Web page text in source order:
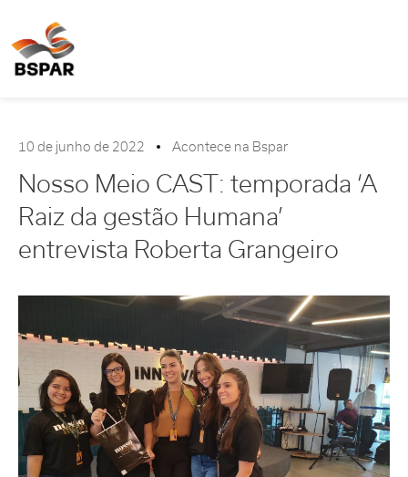
10 de junho de 2022 Acontece na Bspar
Nosso Meio CAST: temporada ‘A
Raiz da gestão Humana’
entrevista Roberta Grangeiro